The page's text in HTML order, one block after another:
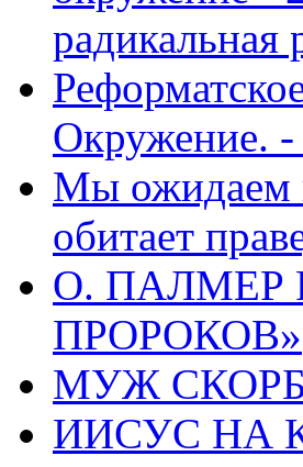
радикальная
Окружение.
Мы ожидаем
обитает
О. ПАЛМЕР
ПРОРОКОВ»
МУЖ
ИИСУС НА